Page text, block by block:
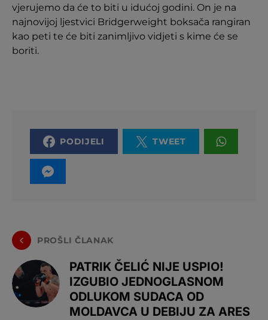
vjerujemo da će to biti u idućoj godini. On je na
najnovijoj ljestvici Bridgerweight boksača rangiran
kao peti te će biti zanimljivo vidjeti s kime će se
boriti.
PODIJELI TWEET
PROŠLI ČLANAK
PATRIK ČELIĆ NIJE USPIO!
IZGUBIO JEDNOGLASNOM
ODLUKOM SUDACA OD
MOLDAVCA U DEBIJU ZA ARES